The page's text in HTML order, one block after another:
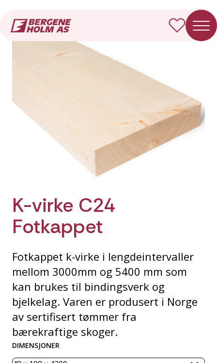
K-virke C24
Fotkappet
Fotkappet k-virke i lengdeintervaller
mellom 3000mm og 5400 mm som
kan brukes til bindingsverk og
bjelkelag. Varen er produsert i Norge
av sertifisert tømmer fra
bærekraftige skoger.
DIMENSJONER